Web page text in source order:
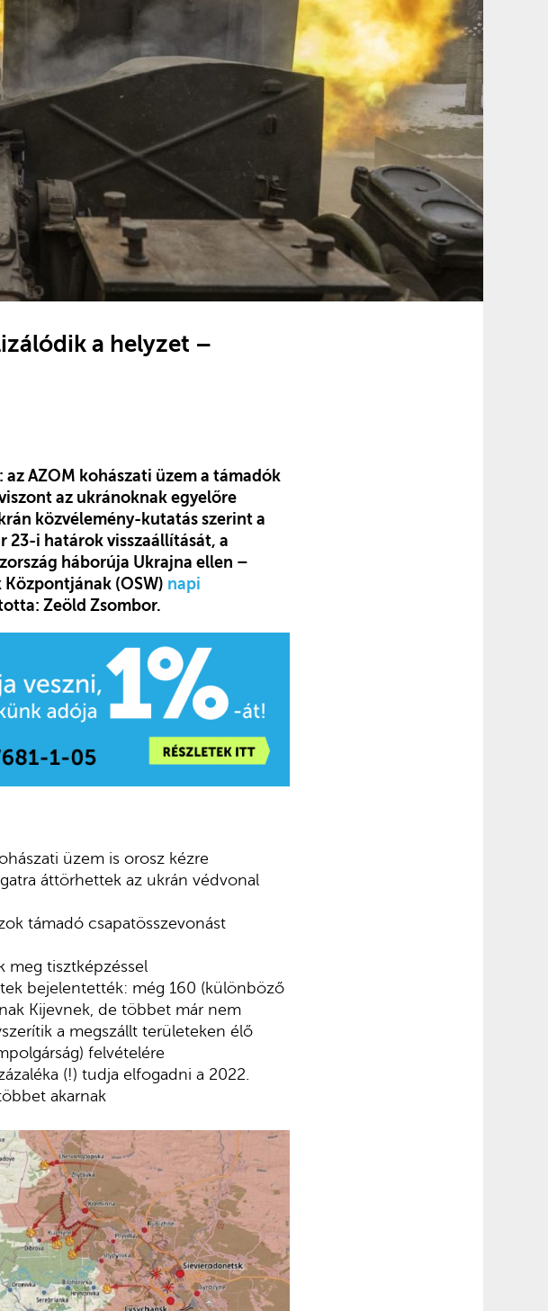
a helyzet –
AZOM kohászati üzem a támadók
az ukránoknak egyelőre
közvélemény-kutatás szerint a
23-i határok visszaállítását, a
háborúja Ukrajna ellen –
(OSW) napi
Zeöld Zsombor.
üzem is orosz kézre
áttörhettek az ukrán védvonal
támadó csapatösszevonást
meg tisztképzéssel
bejelentették: még 160 (különböző
Kijevnek, de többet már nem
a megszállt területeken élő
felvételére
(!) tudja elfogadni a 2022.
akarnak